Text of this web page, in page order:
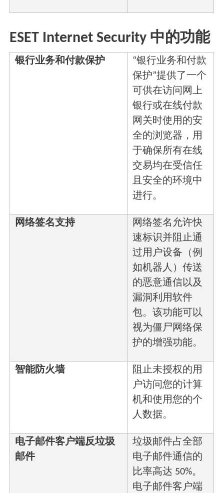
ESET Internet Security 中的功能
银行业务和付款保护
“银行业务和付款
保护”提供了一个
可供在访问网上
银行或在线付款
网关时使用的安
全的浏览器，用
于确保所有在线
交易均在受信任
且安全的环境中
进行。
网络签名支持
网络签名允许快
速标识并阻止通
过用户设备（例
如机器人）传送
的恶意通信以及
漏洞利用软件
包。该功能可以
视为僵尸网络保
护的增强功能。
智能防火墙
阻止未授权的用
户访问您的计算
机和使用您的个
人数据。
电子邮件客户端反垃圾
邮件
垃圾邮件占全部
电子邮件通信的
比率高达 50%。
电子邮件客户端